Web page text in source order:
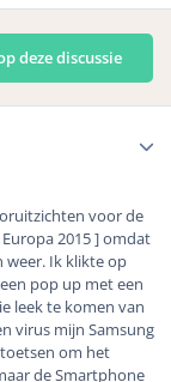
deze discussie
voor de
2015 ] omdat
weer. Ik klikte op
pop up met een
leek te komen van
virus mijn Samsung
om het
de Smartphone